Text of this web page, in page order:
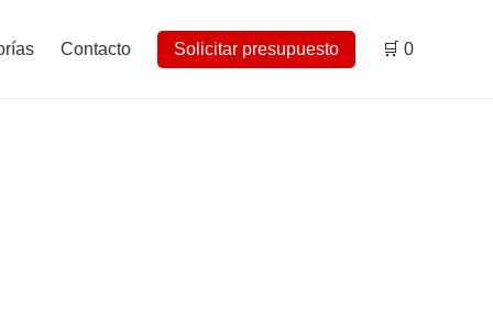
Contacto Solicitar presupuesto 🛒 0